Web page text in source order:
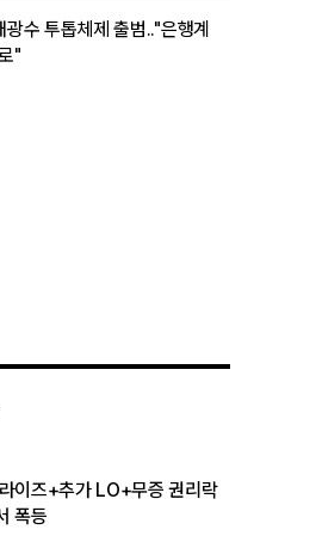
수 투톱체제 출범.."은행계
"
이즈+추가 LO+무증 권리락
폭등